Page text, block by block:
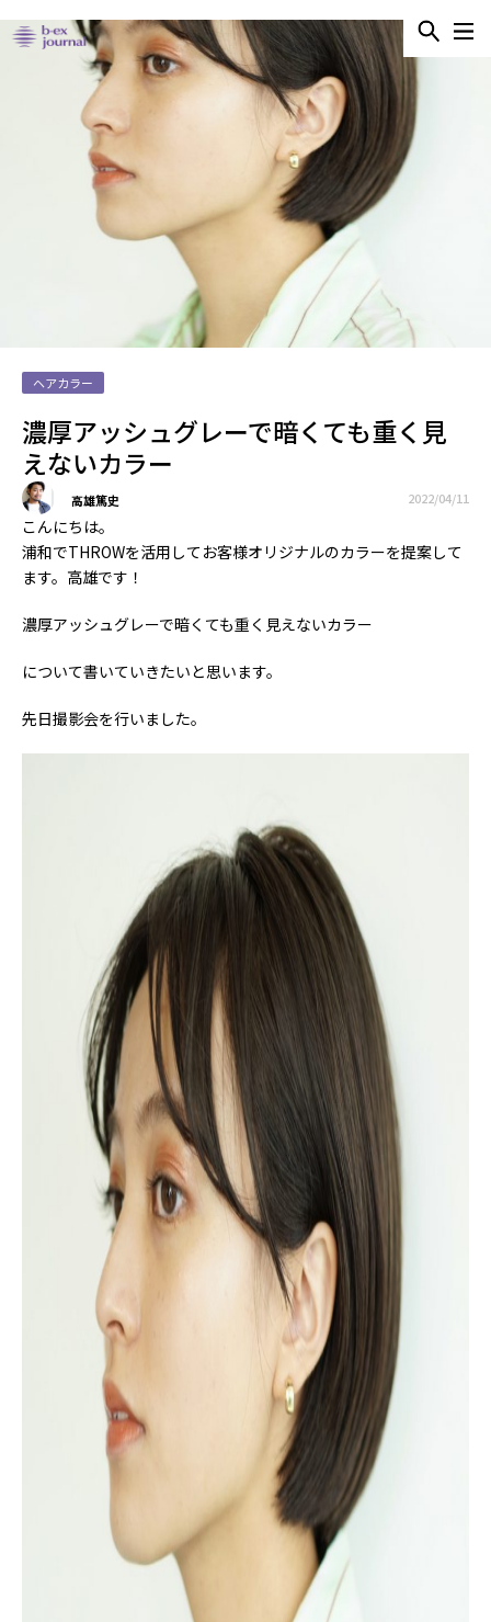
ヘアカラー
濃厚アッシュグレーで暗くても重く見
えないカラー
高雄篤史 2022/04/11
こんにちは。
浦和でTHROWを活用してお客様オリジナルのカラーを提案して
ます。高雄です！
濃厚アッシュグレーで暗くても重く見えないカラー
について書いていきたいと思います。
先日撮影会を行いました。